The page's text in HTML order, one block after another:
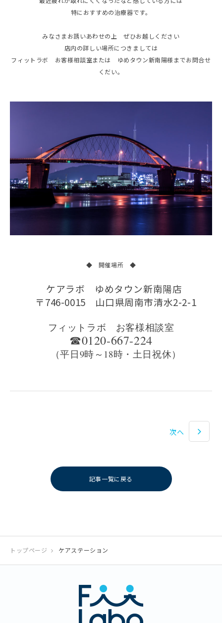
特におすすめの治療器です。
みなさまお誘いあわせの上 ぜひお越しください
店内の詳しい場所につきましては
フィットラボ お客様相談室または ゆめタウン新南陽様までお問合せ
くだい。
◆ 開催場所 ◆
ケアラボ ゆめタウン新南陽店
〒746-0015 山口県周南市清水2-2-1
フィットラボ お客様相談室
☎0120-667-224
（平日9時～18時・土日祝休）
次へ
記事一覧に戻る
トップページ ケアステーション